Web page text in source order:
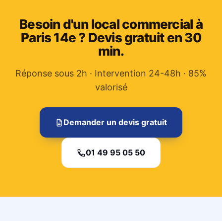
Besoin d'un local commercial à
Paris 14e ? Devis gratuit en 30
min.
Réponse sous 2h · Intervention 24-48h · 85%
valorisé
Demander un devis gratuit
01 49 95 05 50